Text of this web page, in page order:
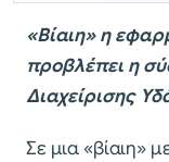
«Βίαιη» η
προβλέπει η
Διαχείρισης
Σε μια «βίαιη»